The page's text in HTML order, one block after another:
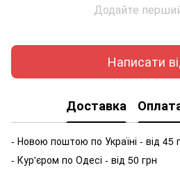
Додайте
Написати
Доставка
- Новою поштою по Україні - від 45
- Кур'єром по Одесі - від 50 грн